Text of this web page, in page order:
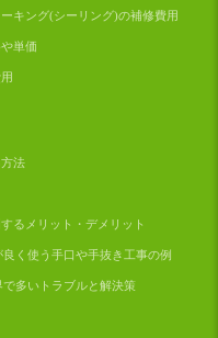
キング(シーリング)の補修費用
単価
法
るメリット・デメリット
良く使う手口や手抜き工事の例
で多いトラブルと解決策